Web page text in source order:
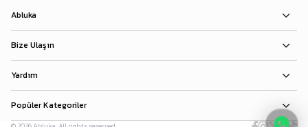
Abluka
Bize Ulaşın
Yardım
Popüler Kategoriler